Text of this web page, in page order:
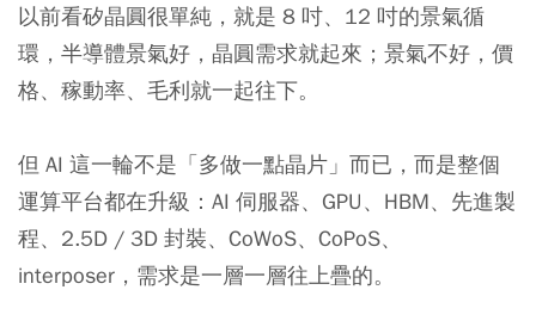
以前看矽晶圓很單純，就是 8 吋、12 吋的景氣循
環，半導體景氣好，晶圓需求就起來；景氣不好，價
格、稼動率、毛利就一起往下。
但 AI 這一輪不是「多做一點晶片」而已，而是整個
運算平台都在升級：AI 伺服器、GPU、HBM、先進製
程、2.5D / 3D 封裝、CoWoS、CoPoS、
interposer，需求是一層一層往上疊的。